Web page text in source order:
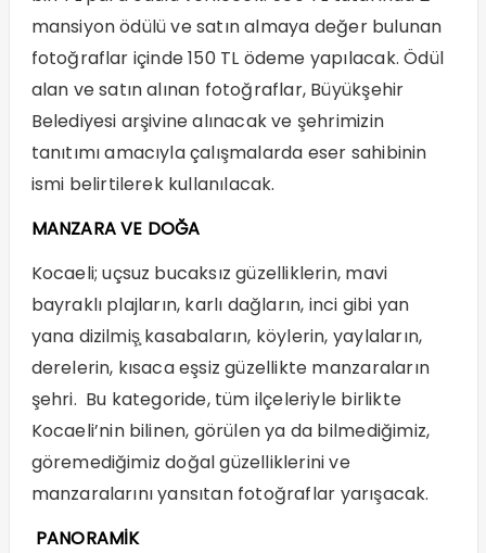
mansiyon ödülü ve satın almaya değer bulunan
fotoğraflar içinde 150 TL ödeme yapılacak. Ödül
alan ve satın alınan fotoğraflar, Büyükşehir
Belediyesi arşivine alınacak ve şehrimizin
tanıtımı amacıyla çalışmalarda eser sahibinin
ismi belirtilerek kullanılacak.
MANZARA VE DOĞA
Kocaeli; uçsuz bucaksız güzelliklerin, mavi
bayraklı plajların, karlı dağların, inci gibi yan
yana dizilmiş̧ kasabaların, köylerin, yaylaların,
derelerin, kısaca eşsiz güzellikte manzaraların
şehri. Bu kategoride, tüm ilçeleriyle birlikte
Kocaeli’nin bilinen, görülen ya da bilmediğimiz,
göremediğimiz doğal güzelliklerini ve
manzaralarını yansıtan fotoğraflar yarışacak.
PANORAMİK